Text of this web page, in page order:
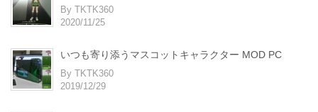
By TKTK360
2020/11/25
いつも寄り添うマスコットキャラクター MOD PC
By TKTK360
2019/12/29